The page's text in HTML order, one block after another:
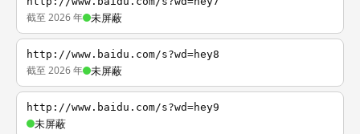
截至 2026 年 未屏蔽
http://www.baidu.com/s?wd=hey8
截至 2026 年 未屏蔽
http://www.baidu.com/s?wd=hey9
未屏蔽